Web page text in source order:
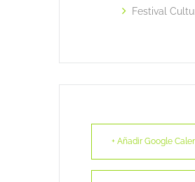
Festival
+ Añadir Google